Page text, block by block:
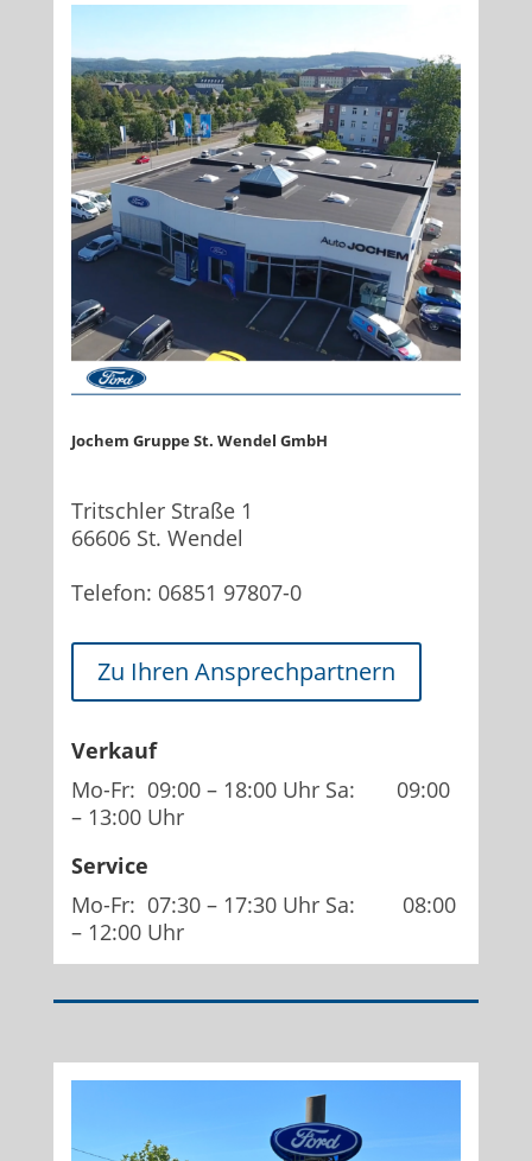
Jochem GruppeSt. Wendel GmbH
Tritschler Straße 1
66606 St. Wendel
Telefon: 06851 97807-0
Zu Ihren Ansprechpartnern
Verkauf
Mo-Fr: 09:00 – 18:00 Uhr Sa: 09:00
– 13:00 Uhr
Service
Mo-Fr: 07:30 – 17:30 Uhr Sa: 08:00
– 12:00 Uhr